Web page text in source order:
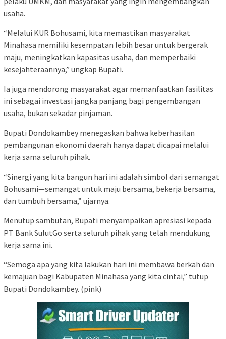
usaha.
“Melalui KUR Bohusami, kita memastikan masyarakat
Minahasa memiliki kesempatan lebih besar untuk bergerak
maju, meningkatkan kapasitas usaha, dan memperbaiki
kesejahteraannya,” ungkap Bupati.
Ia juga mendorong masyarakat agar memanfaatkan fasilitas
ini sebagai investasi jangka panjang bagi pengembangan
usaha, bukan sekadar pinjaman.
Bupati Dondokambey menegaskan bahwa keberhasilan
pembangunan ekonomi daerah hanya dapat dicapai melalui
kerja sama seluruh pihak.
“Sinergi yang kita bangun hari ini adalah simbol dari semangat
Bohusami—semangat untuk maju bersama, bekerja bersama,
dan tumbuh bersama,” ujarnya.
Menutup sambutan, Bupati menyampaikan apresiasi kepada
PT Bank SulutGo serta seluruh pihak yang telah mendukung
kerja sama ini.
“Semoga apa yang kita lakukan hari ini membawa berkah dan
kemajuan bagi Kabupaten Minahasa yang kita cintai,” tutup
Bupati Dondokambey. (pink)